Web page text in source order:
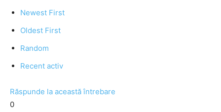
Newest First
Oldest First
Random
Recent activ
Răspunde la această întrebare
0